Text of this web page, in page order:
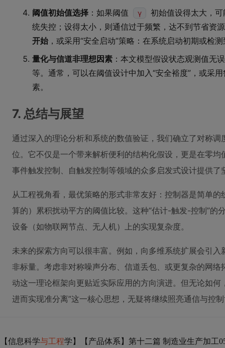
阈值初始值选择 ：如果阈值 γ
初始值设得太大，
统失控；设得太小，则通信过于频繁，达不到节省资
开始 ，或采用“安全启动”策略：在系统启动初期或检
量化与信道非理想因素 ：本文模型假设状态观测值无
等。通常，可以在阈值设计中加入“安全裕度”，或采
素。
7. 总结与展望
通过深入的理论分析和系统的数值验证，我们确立了对称
位。它不仅是一个带来解析便利的结构化假设，更是在零均
事件触发控制、自触发控制等领域的众多启发式设计提供了
从工程视角看，最优策略的形式非常友好：控制器是简单
算的）累积扰动平方的阈值比较。这种“估计-触发-控制”的
设备（如物联网节点、无人机）上的实现复杂度。
未来的探索方向可以很丰富。例如，向多维系统扩展会引
非标量。考虑非对称噪声分布、信道丢包、或更复杂的网
动这一理论框架向更贴近实际应用的方向演进。但无论如
进而实现准分离”这一核心思想，无疑将继续照亮通信与控
【信息科学与工程学】【产品体系】第十二篇 制造业生产加工